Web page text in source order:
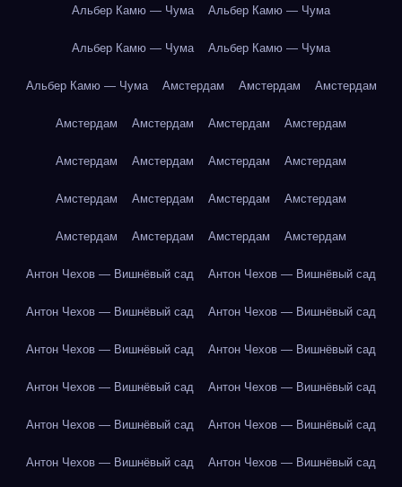
Альбер Камю — Чума Альбер Камю — Чума
Альбер Камю — Чума Альбер Камю — Чума
Альбер Камю — Чума Амстердам Амстердам Амстердам
Амстердам Амстердам Амстердам Амстердам
Амстердам Амстердам Амстердам Амстердам
Амстердам Амстердам Амстердам Амстердам
Амстердам Амстердам Амстердам Амстердам
Антон Чехов — Вишнёвый сад Антон Чехов — Вишнёвый сад
Антон Чехов — Вишнёвый сад Антон Чехов — Вишнёвый сад
Антон Чехов — Вишнёвый сад Антон Чехов — Вишнёвый сад
Антон Чехов — Вишнёвый сад Антон Чехов — Вишнёвый сад
Антон Чехов — Вишнёвый сад Антон Чехов — Вишнёвый сад
Антон Чехов — Вишнёвый сад Антон Чехов — Вишнёвый сад